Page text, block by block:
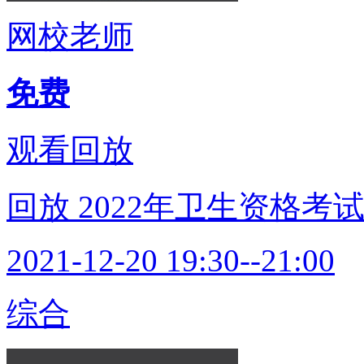
网校老师
免费
观看回放
回放 2022年卫生资格考
2021-12-20 19:30--21:00
综合